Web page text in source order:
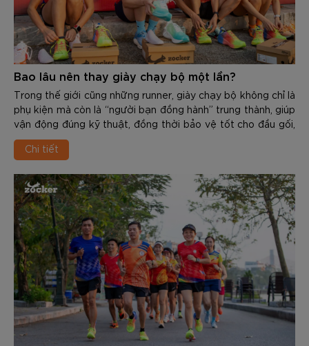
Bao lâu nên thay giày chạy bộ một lần?
Trong thế giới cũng những runner, giày chạy bộ không chỉ là
phụ kiện mà còn là “người bạn đồng hành” trung thành, giúp
vận động đúng kỹ thuật, đồng thời bảo vệ tốt cho đầu gối,
cổ chân, khớp hàng và cột sống. Tuy nhiên, mọi vật dùng
đều có độ bền và tuổi thọ nhất định. Việc sử dụng 1 đôi giày
nhân gây ra các chấn thương nghiêm trọng như: Viêm cân
gan chân, đau cẳng chân, viêm khớp…
Chi tiết